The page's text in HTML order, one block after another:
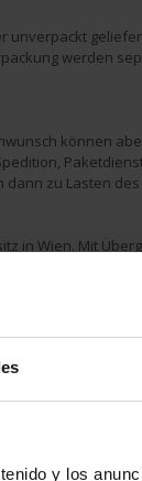
y los
unverpackt
werden
können
zu Lasten
in Wien. Mit
und Zufall
Die Verladung
- auf Gefahr des